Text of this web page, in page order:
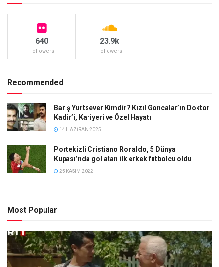
640
Followers
23.9k
Followers
Recommended
Barış Yurtsever Kimdir? Kızıl Goncalar’ın Doktor
Kadir’i, Kariyeri ve Özel Hayatı
14 HAZIRAN 2025
Portekizli Cristiano Ronaldo, 5 Dünya
Kupası’nda gol atan ilk erkek futbolcu oldu
25 KASIM 2022
Most Popular